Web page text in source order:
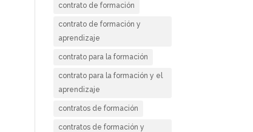
contrato de formación
contrato de formación y
aprendizaje
contrato para la formación
contrato para la formación y el
aprendizaje
contratos de formación
contratos de formación y